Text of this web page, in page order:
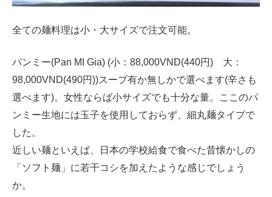
全ての麺料理は小・大サイズで注文可能。
パンミー(Pan MI Gia) (小：88,000VND(440円) 大：
98,000VND(490円))スープ有か無しかで選べます(辛さも
選べます)。女性ならば小サイズでも十分な量。ここのパ
ンミー生地には玉子を使用しておらず、細丸麺タイプで
した。
近しい麺といえば、日本の学校給食で食べた昔懐かしの
「ソフト麺」に若干コシを加えたような感じでしょう
か。